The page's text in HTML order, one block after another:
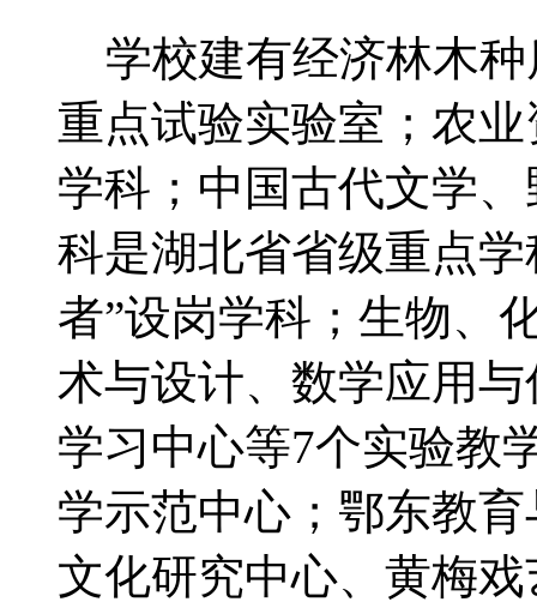
学校建有经济林木种
重点试验实验室；农
学科；中国古代文学
科是湖北省省级重点
者”设岗学科；生物、
术与设计、数学应用
学习中心等7个实验教
学示范中心；鄂东教
文化研究中心、黄梅